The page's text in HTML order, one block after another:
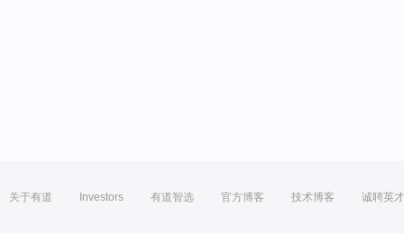
关于有道 Investors 有道智选 官方博客 技术博客 诚聘英才